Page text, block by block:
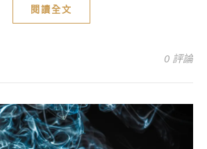
閱讀全文
0 評論